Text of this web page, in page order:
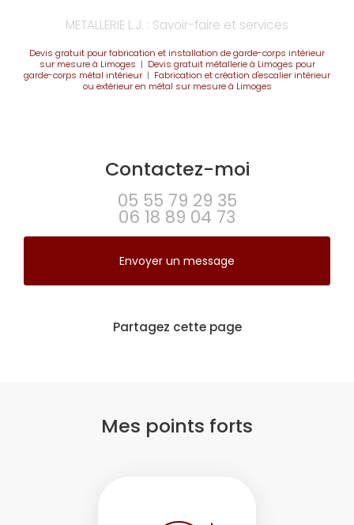
METALLERIE L.J. : Savoir-faire et services
Devis gratuit pour fabrication et installation de garde-corps intérieur
sur mesure à Limoges | Devis gratuit métallerie à Limoges pour
garde-corps métal intérieur | Fabrication et création d'escalier intérieur
ou extérieur en métal sur mesure à Limoges
Contactez-moi
05 55 79 29 35
06 18 89 04 73
Envoyer un message
Partagez cette page
Mes points forts